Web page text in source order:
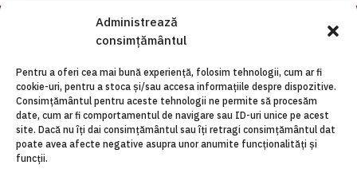
Administrează
consimțământul
Pentru a oferi cea mai bună experiență, folosim tehnologii, cum ar fi
cookie-uri, pentru a stoca și/sau accesa informațiile despre dispozitive.
Consimțământul pentru aceste tehnologii ne permite să procesăm
date, cum ar fi comportamentul de navigare sau ID-uri unice pe acest
site. Dacă nu îți dai consimțământul sau îți retragi consimțământul dat
poate avea afecte negative asupra unor anumite funcționalități și
funcții.